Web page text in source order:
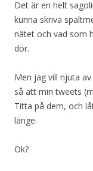
Det är en helt
kunna skriva
nätet och vad som
dör.
Men jag vill njuta
så att min tweets
Titta på dem, och
länge.
Ok?